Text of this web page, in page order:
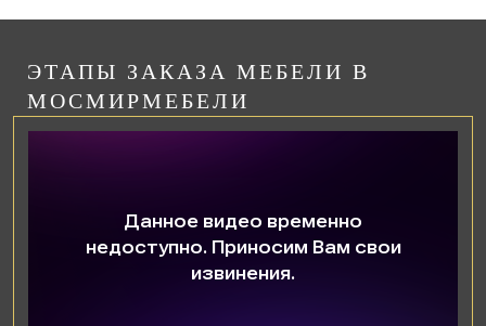
ЭТАПЫ ЗАКАЗА МЕБЕЛИ В
МОСМИРМЕБЕЛИ